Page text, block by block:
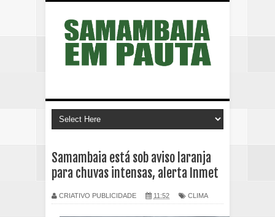
Samambaia está sob aviso laranja
para chuvas intensas, alerta Inmet
CRIATIVO PUBLICIDADE 11:52 CLIMA